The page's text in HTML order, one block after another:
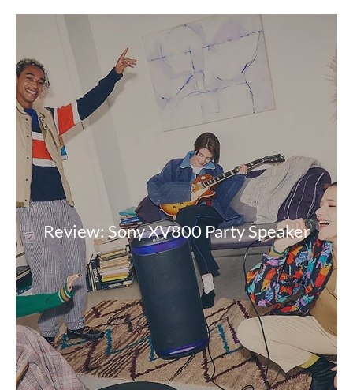
Review: Sony XV800 Party Speaker